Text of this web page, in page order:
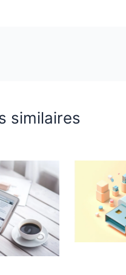
similaires